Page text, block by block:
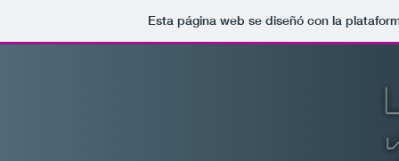
Esta página web se diseñó con la